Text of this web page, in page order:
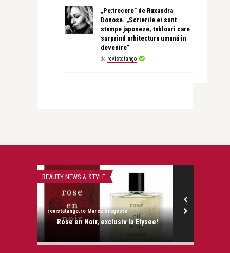
„Pe:trecere” de Ruxandra
Donose. „Scrierile ei sunt
stampe japoneze, tablouri care
surprind arhitectura umană în
devenire”
de revistatango
BEAUTY NEWS & STYLE
revistatango.ro Marea Dragoste
Rose en Noir, exclusiv la Elysee!